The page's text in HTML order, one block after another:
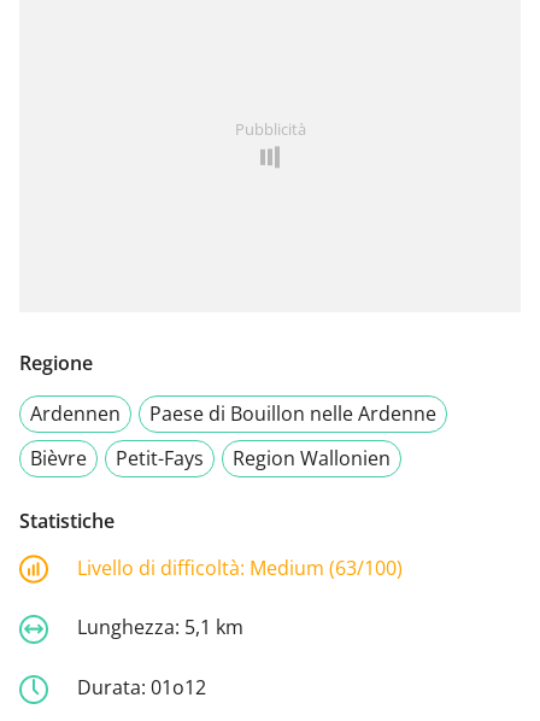
Pubblicità
Regione
Ardennen
Paese di Bouillon nelle Ardenne
Bièvre
Petit-Fays Region Wallonien
Statistiche
Livello di difficoltà: Medium (63/100)
Lunghezza: 5,1 km
Durata: 01o12